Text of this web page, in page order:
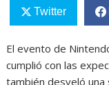
Twitter
El evento de
cumplió con las
también desveló una